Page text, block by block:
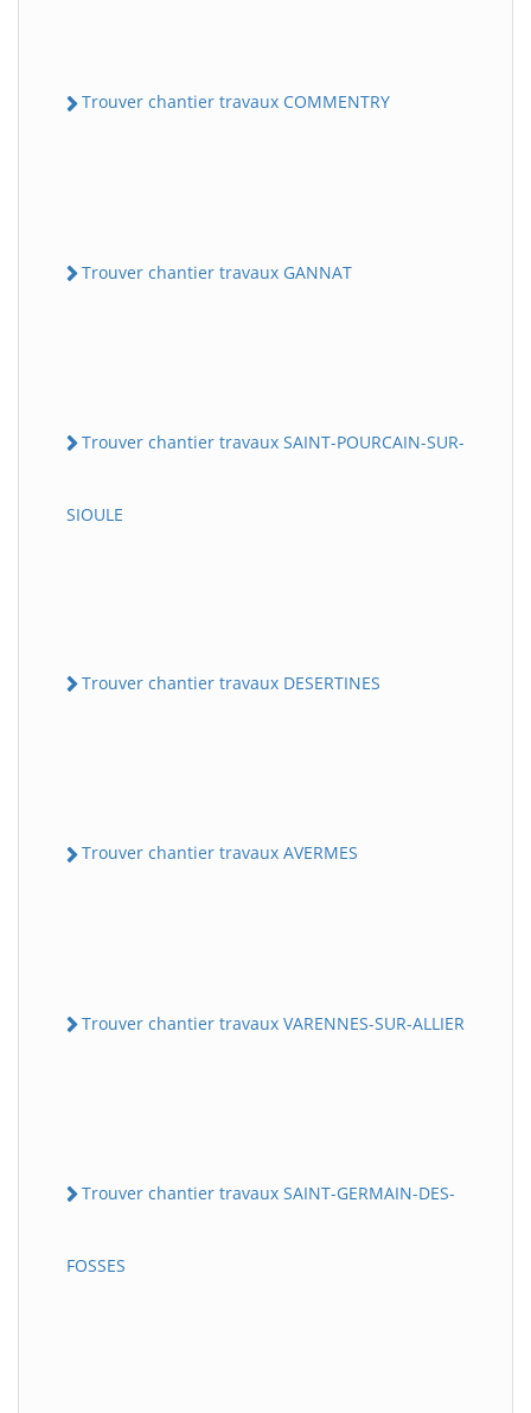
Trouver chantier travaux COMMENTRY
Trouver chantier travaux GANNAT
Trouver chantier travaux SAINT-POURCAIN-SUR-
SIOULE
Trouver chantier travaux DESERTINES
Trouver chantier travaux AVERMES
Trouver chantier travaux VARENNES-SUR-ALLIER
Trouver chantier travaux SAINT-GERMAIN-DES-
FOSSES